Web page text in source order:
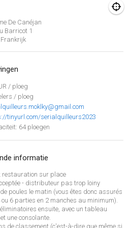
De Canéjan
Barricot 1
Frankrijk
/ ploeg
/ ploeg
tinyurl.com/serialquilleurs2023
64 ploegen
informatie
restauration sur place
- distributeur pas trop loiny
poules le matin (vous êtes donc assurés
6 parties en 2 manches au minimum).
ensuite, avec un tableau
une consolante.
de classement (c'est-à-dire que même si
Grégorien
2023|Finland
de la CASAS
2023|Frankrijk
Mölkky
2023|Duitsland